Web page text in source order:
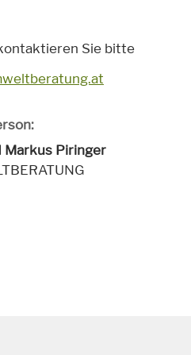
Sie bitte
Markus Piringer